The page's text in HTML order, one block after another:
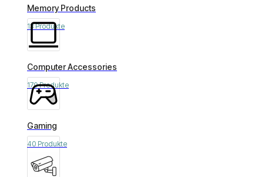
Memory Products
13 Produkte
Computer Accessories
170 Produkte
Gaming
40 Produkte